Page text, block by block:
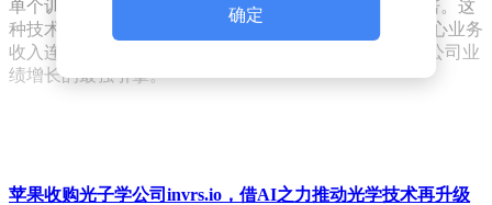
单个训练任务对GPU集群的需求量较三年前增长近200倍。这
种技术演进与商业需求的双重驱动，使得英伟达数据中心业务
收入连续六个季度保持70%以上的同比增速，成为拉动公司业
绩增长的最强引擎。
确定
苹果收购光子学公司invrs.io，借AI之力推动光学技术再升级